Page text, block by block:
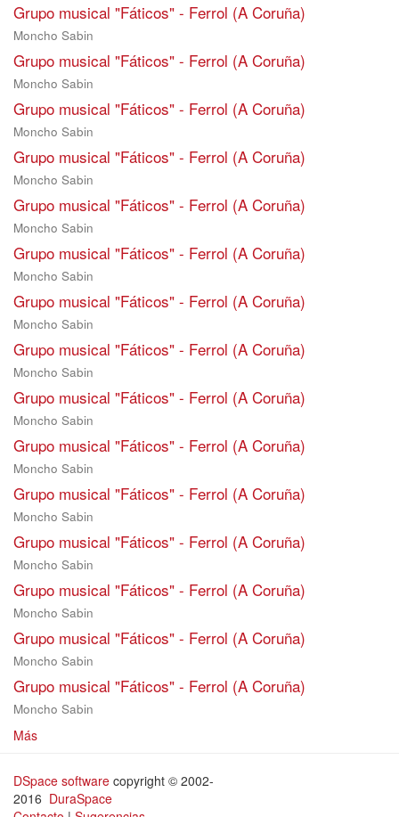
Grupo musical "Fáticos" - Ferrol (A Coruña)
Moncho Sabin
Grupo musical "Fáticos" - Ferrol (A Coruña)
Moncho Sabin
Grupo musical "Fáticos" - Ferrol (A Coruña)
Moncho Sabin
Grupo musical "Fáticos" - Ferrol (A Coruña)
Moncho Sabin
Grupo musical "Fáticos" - Ferrol (A Coruña)
Moncho Sabin
Grupo musical "Fáticos" - Ferrol (A Coruña)
Moncho Sabin
Grupo musical "Fáticos" - Ferrol (A Coruña)
Moncho Sabin
Grupo musical "Fáticos" - Ferrol (A Coruña)
Moncho Sabin
Grupo musical "Fáticos" - Ferrol (A Coruña)
Moncho Sabin
Grupo musical "Fáticos" - Ferrol (A Coruña)
Moncho Sabin
Grupo musical "Fáticos" - Ferrol (A Coruña)
Moncho Sabin
Grupo musical "Fáticos" - Ferrol (A Coruña)
Moncho Sabin
Grupo musical "Fáticos" - Ferrol (A Coruña)
Moncho Sabin
Grupo musical "Fáticos" - Ferrol (A Coruña)
Moncho Sabin
Grupo musical "Fáticos" - Ferrol (A Coruña)
Moncho Sabin
Más
DSpace software copyright © 2002-
2016 DuraSpace